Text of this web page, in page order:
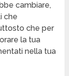
cambiare,
che
che per
la tua
nella tua